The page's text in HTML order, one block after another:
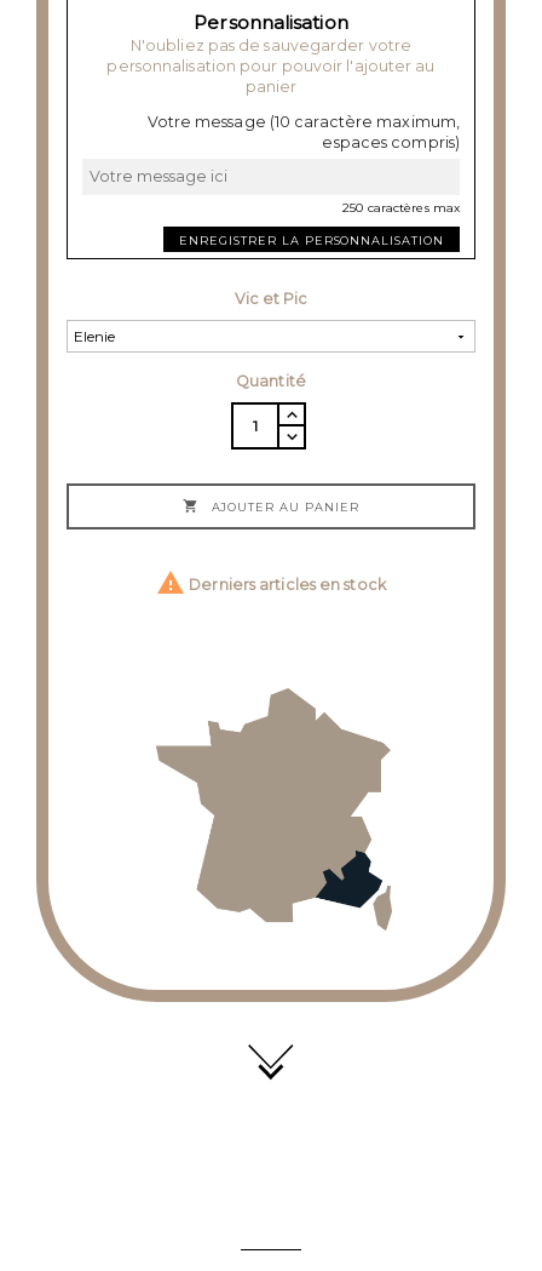
Personnalisation
N'oubliez pas de sauvegarder votre
personnalisation pour pouvoir l'ajouter au
panier
Votre message (10 caractère maximum,
espaces compris)
250 caractères max
ENREGISTRER LA PERSONNALISATION
Vic et Pic
Quantité
 AJOUTER AU PANIER
 Derniers articles en stock